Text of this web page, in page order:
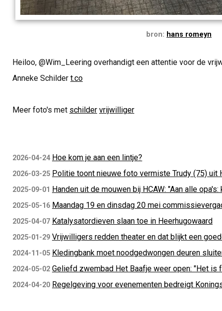
bron: hans romeyn
Heiloo, @Wim_Leering overhandigt een attentie voor de
Anneke Schilder t.co
Meer foto's met schilder vrijwilliger
2026-04-24 Hoe kom je aan een lintje?
2026-03-25 Politie toont nieuwe foto vermiste Trudy (75) uit
2025-09-01 Handen uit de mouwen bij HCAW: "Aan alle opa's:
2025-05-16 Maandag 19 en dinsdag 20 mei
2025-04-07 Katalysatordieven slaan toe in Heerhugowaard
2025-01-29 Vrijwilligers redden theater en dat blijkt een
2024-11-05 Kledingbank moet noodgedwongen deuren
2024-05-02 Geliefd zwembad Het Baafje weer open: "Het is
2024-04-20 Regelgeving voor evenementen bedreigt